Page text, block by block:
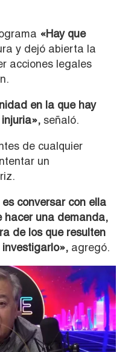
«Hay que
y dejó abierta la
acciones legales
en la que hay
señaló.
de cualquier
un
conversar con ella
hacer una demanda,
de los que resulten
agregó.